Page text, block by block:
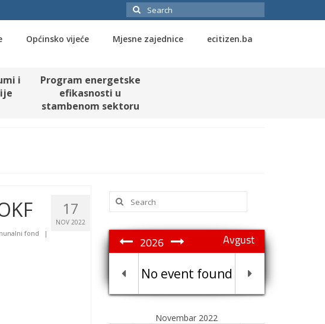
Search
for:
Općinsko vijeće Mjesne zajednice ecitizen.ba
i
Program energetske
efikasnosti u
stambenom sektoru
17
NOV 2022
fond
|
Search
for:
Avgust
2026
No event found
Novembar 2022